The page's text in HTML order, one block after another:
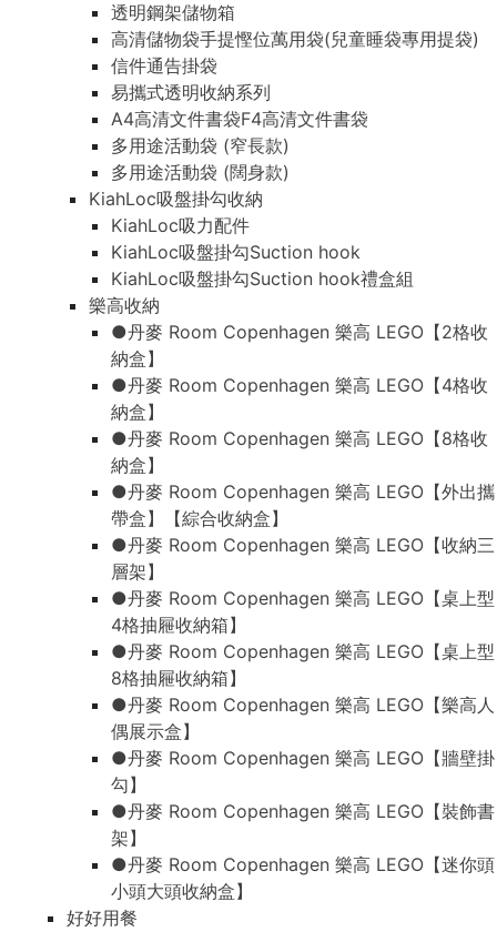
透明鋼架儲物箱
高清儲物袋手提慳位萬用袋(兒童睡袋專用提袋)
信件通告掛袋
易攜式透明收納系列
A4高清文件書袋F4高清文件書袋
多用途活動袋 (窄長款)
多用途活動袋 (闊身款)
KiahLoc吸盤掛勾收納
KiahLoc吸力配件
KiahLoc吸盤掛勾Suction hook
KiahLoc吸盤掛勾Suction hook禮盒組
樂高收納
●丹麥 Room Copenhagen 樂高 LEGO【2格收
納盒】
●丹麥 Room Copenhagen 樂高 LEGO【4格收
納盒】
●丹麥 Room Copenhagen 樂高 LEGO【8格收
納盒】
●丹麥 Room Copenhagen 樂高 LEGO【外出攜
帶盒】【綜合收納盒】
●丹麥 Room Copenhagen 樂高 LEGO【收納三
層架】
●丹麥 Room Copenhagen 樂高 LEGO【桌上型
4格抽屜收納箱】
●丹麥 Room Copenhagen 樂高 LEGO【桌上型
8格抽屜收納箱】
●丹麥 Room Copenhagen 樂高 LEGO【樂高人
偶展示盒】
●丹麥 Room Copenhagen 樂高 LEGO【牆壁掛
勾】
●丹麥 Room Copenhagen 樂高 LEGO【裝飾書
架】
●丹麥 Room Copenhagen 樂高 LEGO【迷你頭
小頭大頭收納盒】
好好用餐